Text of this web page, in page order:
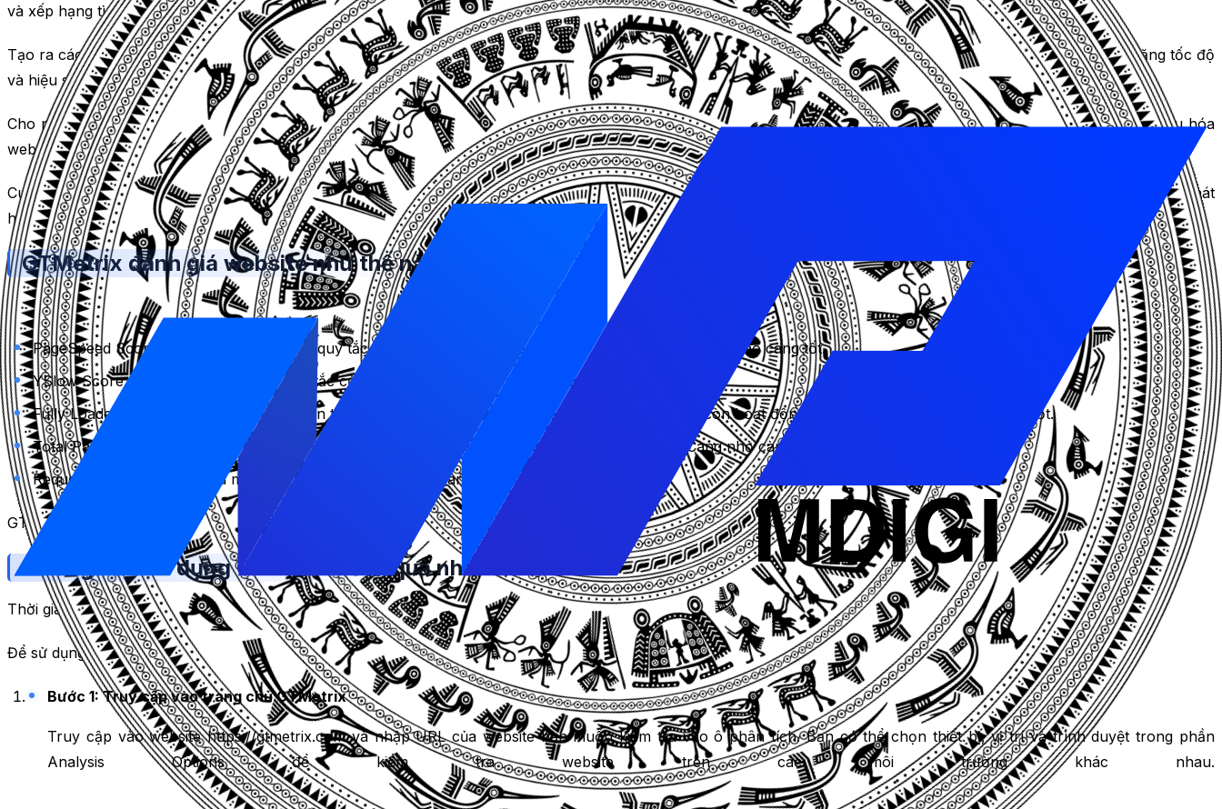
và xếp hạng tìm kiếm của Google.
Tạo ra các đề xuất cải thiện cho website, như tối ưu hóa hình ảnh, giảm số lượng yêu cầu, kích hoạt nén gzip, sử dụng bộ nhớ đệm, v.v. Những đề xuất này giúp tăng tốc độ
và hiệu suất của website, cũng như giảm thời gian tải trang và dung lượng trang.
Cho phép kiểm tra website trên các thiết bị di động và các khu vực khác nhau, để biết được hiệu suất của website trên các môi trường khác nhau. Điều này giúp tối ưu hóa
website cho mọi đối tượng mục tiêu và thị trường.
Cung cấp các biểu đồ Waterfall, Timings và Video để xem chi tiết hơn về quá trình tải trang và các yếu tố ảnh hưởng đến hiệu suất của website. Những biểu đồ này giúp phát
hiện và khắc phục các vấn đề về hiệu suất và trải nghiệm người dùng.
GTMetrix đánh giá website như thế nào?
GTMetrix sử dụng 5 tiêu chí để đánh giá website, bao gồm:
PageSpeed Score: Điểm số dựa trên các quy tắc của Google PageSpeed Insights, từ 0 đến 100. Càng cao càng tốt.
YSlow Score: Điểm số dựa trên các quy tắc của YSlow, từ 0 đến 100. Càng cao càng tốt.
Fully Loaded Time: Thời gian tải hoàn toàn trang web, tính từ khi bắt đầu yêu cầu đến khi không còn hoạt động nào trên trang. Càng thấp càng tốt.
Total Page Size: Kích thước tổng cộng của trang web, bao gồm tất cả các tệp tin và hình ảnh. Càng nhỏ càng tốt.
Requests: Số lượng yêu cầu mà trình duyệt phải gửi để tải trang web. Càng ít càng tốt.
GTMetrix cũng tạo ra các đề xuất cải thiện cho từng tiêu chí, dựa trên các quy tắc của Google PageSpeed và YSlow. Bạn có thể xem chi tiết các quy tắc này tại đây.
Hướng dẫn sử dụng GTMetrix hiệu quả nhất
Thời gian cần thiết:10 minutes.
Để sử dụng GTMetrix hiệu quả nhất, bạn chỉ cần thực hiện 5 bước cơ bản sau:
Bước 1: Truy cập vào trang chủ GTMetrix
Truy cập vào website https://gtmetrix.com và nhập URL của website bạn muốn kiểm tra vào ô phân tích. Bạn có thể chọn thiết bị, vị trí và trình duyệt trong phần
Analysis Options để kiểm tra website trên các môi trường khác nhau.